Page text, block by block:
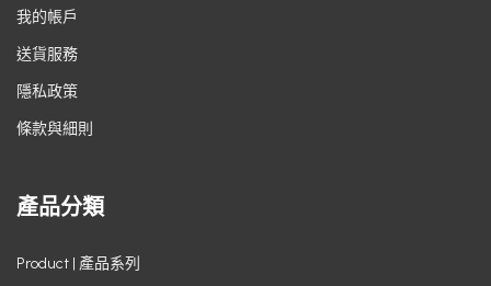
我的帳戶
送貨服務
隱私政策
條款與細則
產品分類
Product | 產品系列